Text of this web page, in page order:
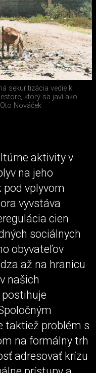
sekuritizácia vedie k
ktorý sa javí ako
Nováček
aktivity v
na jeho
pod vplyvom
vyvstáva
cien
sociálnych
obyvateľov
až na hranicu
našich
taktiež problém s
na formálny trh
adresovať krízu